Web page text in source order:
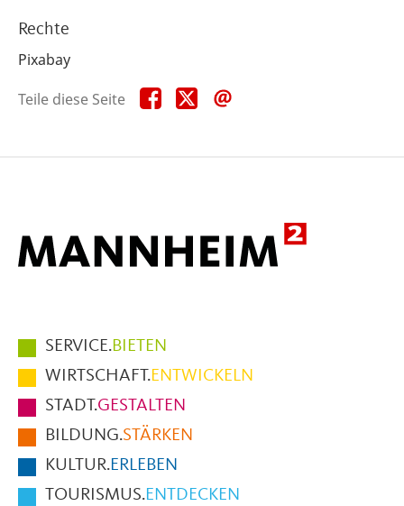
Rechte
Pixabay
Teile diese Seite
Teile
diese
Teile
diese
Hauptmenüpunkte
im
Fußbereich
der
Seite
SERVICE.BIETEN
WIRTSCHAFT.ENTWICKELN
STADT.GESTALTEN
BILDUNG.STÄRKEN
KULTUR.ERLEBEN
TOURISMUS.ENTDECKEN